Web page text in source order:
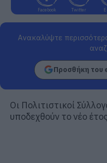
Facebook Twitter
Ανακαλύψτε
Προσθήκη του
Οι Πολιτιστικοί
υποδεχθούν το νέο